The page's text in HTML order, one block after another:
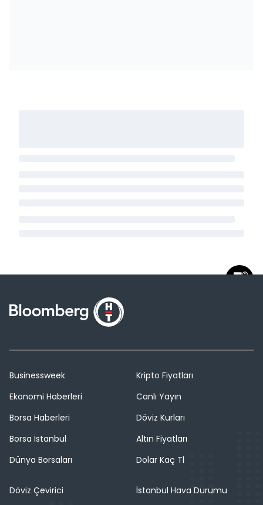
Businessweek
Ekonomi Haberleri
Borsa Haberleri
Borsa İstanbul
Dünya Borsaları
Kripto Fiyatları
Canlı Yayın
Döviz Kurları
Altın Fiyatları
Dolar Kaç Tl
Döviz Çevirici
İstanbul Hava Durumu